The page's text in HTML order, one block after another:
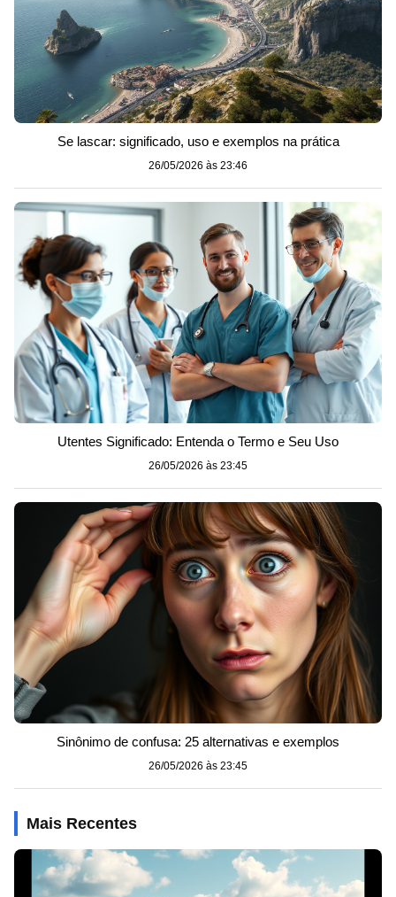
Se lascar: significado, uso e exemplos na prática
26/05/2026 às 23:46
Utentes Significado: Entenda o Termo e Seu Uso
26/05/2026 às 23:45
Sinônimo de confusa: 25 alternativas e exemplos
26/05/2026 às 23:45
Mais Recentes